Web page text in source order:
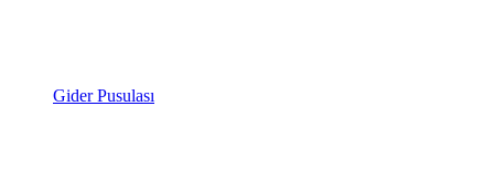
Gider Pusulası